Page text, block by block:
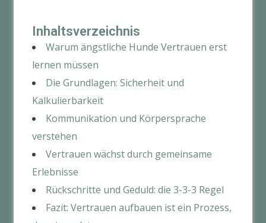
Inhaltsverzeichnis
Warum ängstliche Hunde Vertrauen erst
lernen müssen
Die Grundlagen: Sicherheit und
Kalkulierbarkeit
Kommunikation und Körpersprache
verstehen
Vertrauen wächst durch gemeinsame
Erlebnisse
Rückschritte und Geduld: die 3-3-3 Regel
Fazit: Vertrauen aufbauen ist ein Prozess,